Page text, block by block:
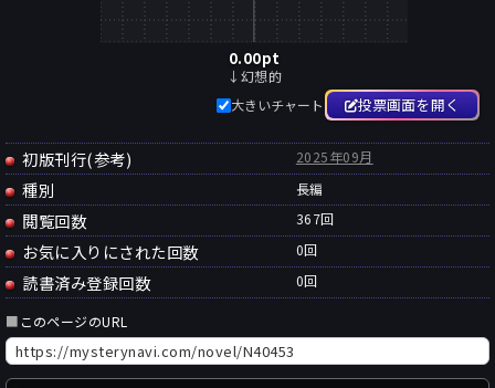
0.00pt
↓幻想的
大きいチャート
投票画面を開く
初版刊行(参考) 2025年09月
種別 長編
閲覧回数 367回
お気に入りにされた回数 0回
読書済み登録回数 0回
■ このページのURL